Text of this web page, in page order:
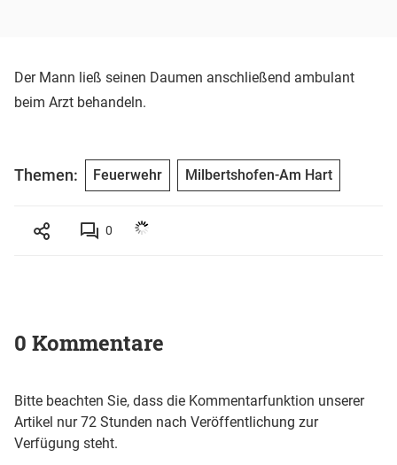
Der Mann ließ seinen Daumen anschließend ambulant
beim Arzt behandeln.
Themen: Feuerwehr Milbertshofen-Am Hart
0
0 Kommentare
Bitte beachten Sie, dass die Kommentarfunktion unserer
Artikel nur 72 Stunden nach Veröffentlichung zur
Verfügung steht.